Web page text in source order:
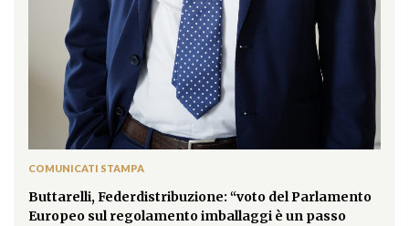
COMUNICATI STAMPA
Buttarelli, Federdistribuzione: “voto del Parlamento
Europeo sul regolamento imballaggi è un passo